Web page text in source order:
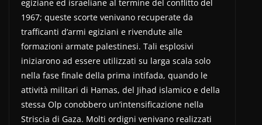
egiziane ed israeliane al termine del conflitto del
1967; queste scorte venivano recuperate da
trafficanti d’armi egiziani e rivendute alle
formazioni armate palestinesi. Tali esplosivi
iniziarono ad essere utilizzati su larga scala solo
nella fase finale della prima intifada, quando le
attività militari di Hamas, del Jihad islamico e della
stessa Olp conobbero un’intensificazione nella
Striscia di Gaza. Molti ordigni venivano realizzati